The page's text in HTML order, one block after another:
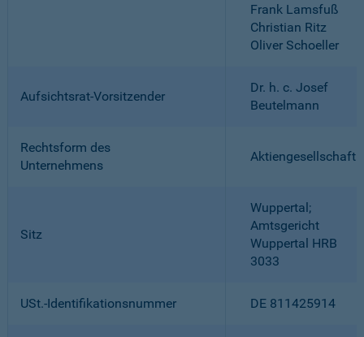
Frank Lamsfuß
Christian Ritz
Oliver Schoeller
Aufsichtsrat-Vorsitzender
Dr. h. c. Josef
Beutelmann
Rechtsform des
Unternehmens
Aktiengesellschaft
Sitz
Wuppertal;
Amtsgericht
Wuppertal HRB
3033
USt.-Identifikationsnummer DE 811425914